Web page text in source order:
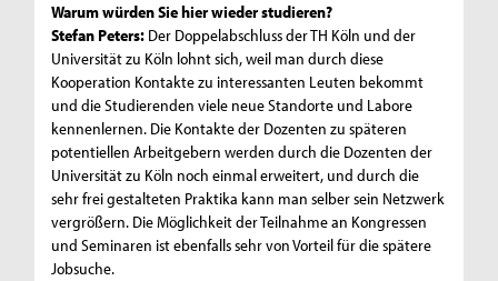
Warum würden Sie hier wieder studieren?
Stefan Peters: Der Doppelabschluss der TH Köln und der
Universität zu Köln lohnt sich, weil man durch diese
Kooperation Kontakte zu interessanten Leuten bekommt
und die Studierenden viele neue Standorte und Labore
kennenlernen. Die Kontakte der Dozenten zu späteren
potentiellen Arbeitgebern werden durch die Dozenten der
Universität zu Köln noch einmal erweitert, und durch die
sehr frei gestalteten Praktika kann man selber sein Netzwerk
vergrößern. Die Möglichkeit der Teilnahme an Kongressen
und Seminaren ist ebenfalls sehr von Vorteil für die spätere
Jobsuche.